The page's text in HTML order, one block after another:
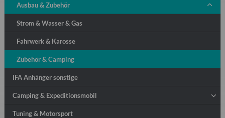
Ausbau & Zubehör
Strom & Wasser & Gas
Fahrwerk & Karosse
Zubehör & Camping
IFA Anhänger sonstige
Camping & Expeditionsmobil
Tuning & Motorsport